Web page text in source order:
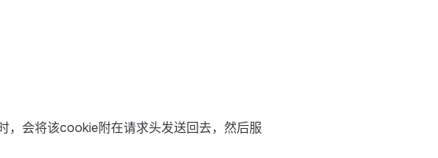
，会将该cookie附在请求头发送回去，然后服